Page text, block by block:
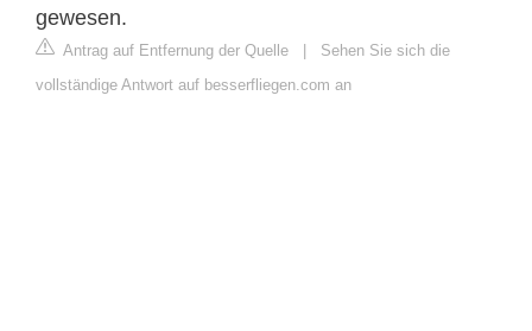
gewesen.
Antrag auf Entfernung der Quelle
Sehen Sie sich die
vollständige Antwort auf besserfliegen.com an